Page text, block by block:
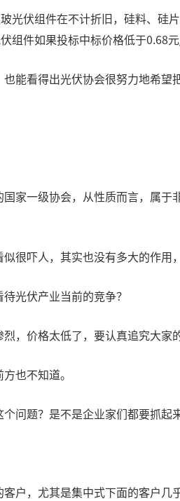
光伏组件在不计折旧，硅料、
组件如果投标中标价格低于0.68元
能看得出光伏协会很努力地希
家一级协会，从性质而言，属
很吓人，其实也没有多大的作
光伏产业当前的竞争？
，价格太低了，要认真追究大
也不知道。
问题？是不是企业家们都要抓起
户，尤其是集中式下面的客户